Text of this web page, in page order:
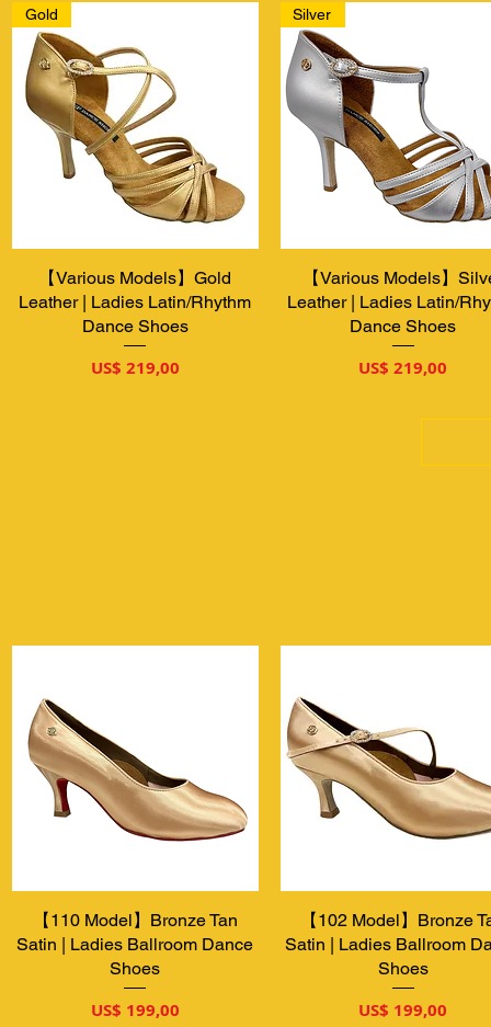
Visualização rápida
Gold
【Various Models】Gold
Leather | Ladies Latin/Rhythm
Dance Shoes
Preço
US$ 219,00
Visualização rápida
Silver
【Various Models】
Leather | Ladies Latin/
Dance Shoes
Preço
US$ 219,00
Visualização rápida
【110 Model】Bronze Tan
Satin | Ladies Ballroom Dance
Shoes
Preço
US$ 199,00
Visualização rápida
【102 Model】Bronze
Satin | Ladies Ballroom
Shoes
Preço
US$ 199,00